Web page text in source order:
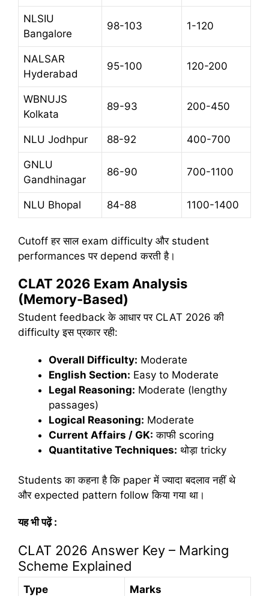
NLSIU
Bangalore
98-103 1-120
NALSAR
Hyderabad
95-100 120-200
WBNUJS
Kolkata
89-93 200-450
NLU Jodhpur 88-92 400-700
GNLU
Gandhinagar
86-90 700-1100
NLU Bhopal 84-88 1100-1400
Cutoff हर साल exam difficulty और student
performances पर depend करती है।
CLAT 2026 Exam Analysis
(Memory-Based)
Student feedback के आधार पर CLAT 2026 की
difficulty इस प्रकार रही:
Overall Difficulty: Moderate
English Section: Easy to Moderate
Legal Reasoning: Moderate (lengthy
passages)
Logical Reasoning: Moderate
Current Affairs / GK: काफी scoring
Quantitative Techniques: थोड़ा tricky
Students का कहना है कि paper में ज्यादा बदलाव नहीं थे
और expected pattern follow किया गया था।
यह भी पढ़ें :
CLAT 2026 Answer Key – Marking
Scheme Explained
Type Marks